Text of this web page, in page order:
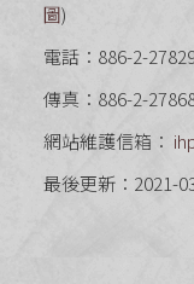
圖)
電話：886-2-
傳真：886-2-
網站維護信箱：
最後更新：2021-